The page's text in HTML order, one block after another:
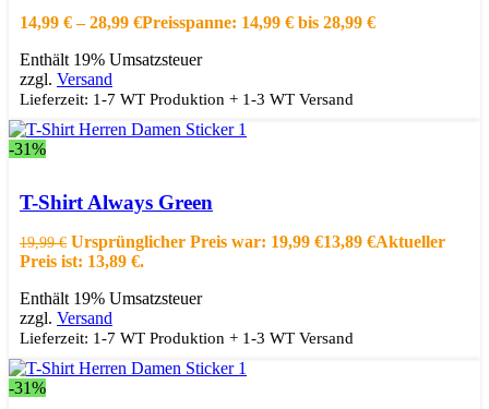
14,99 € –28,99 €Preisspanne: 14,99 € bis 28,99 €
Enthält 19% Umsatzsteuer
zzgl. Versand
Lieferzeit: 1-7 WT Produktion + 1-3 WT Versand
-31%
Schnellansicht
T-Shirt Always Green
19,99€ Ursprünglicher Preis war: 19,99 €13,89 €Aktueller
Preis ist: 13,89 €.
Enthält 19% Umsatzsteuer
zzgl. Versand
Lieferzeit: 1-7 WT Produktion + 1-3 WT Versand
-31%